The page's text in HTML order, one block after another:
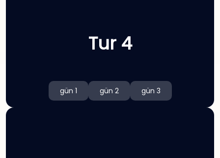
Tur 4
gün 1 gün 2 gün 3